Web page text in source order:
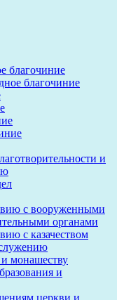
благочиние
благочиние
и
с вооруженными
органами
с казачеством
монашеству
и